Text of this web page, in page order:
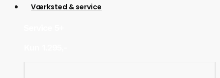
Værksted & service